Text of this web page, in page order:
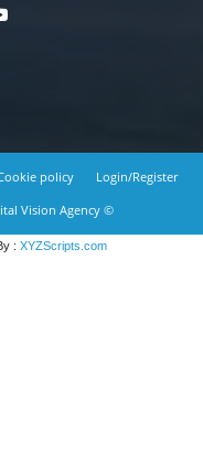
policy
Login/Register
Vision Agency ©
: XYZScripts.com